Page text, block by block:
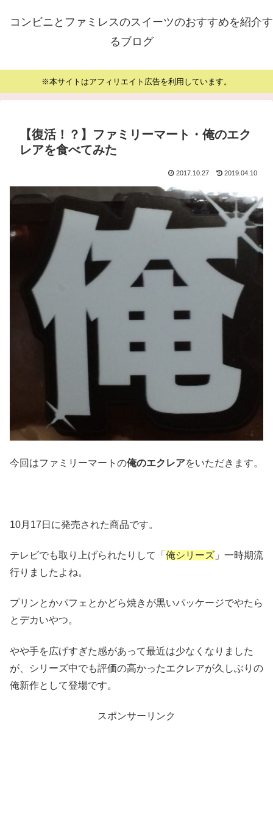
コンビニとファミレスのスイーツのおすすめを紹介す
るブログ
※本サイトはアフィリエイト広告を利用しています。
【復活！？】ファミリーマート・俺のエク
レアを食べてみた
2017.10.27 2019.04.10
今回はファミリーマートの俺のエクレアをいただきます。
10月17日に発売された商品です。
テレビでも取り上げられたりして「 俺シリーズ 」一時期流
行りましたよね。
プリンとかパフェとかどら焼きが黒いパッケージでやたら
とデカいやつ。
やや手を広げすぎた感があって最近は少なくなりました
が、シリーズ中でも評価の高かったエクレアが久しぶりの
俺新作として登場です。
スポンサーリンク